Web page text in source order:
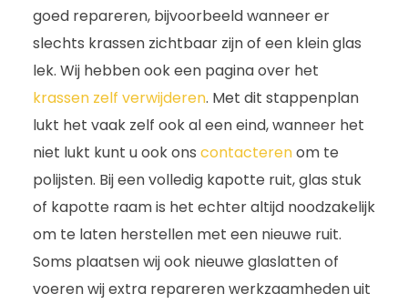
goed repareren, bijvoorbeeld wanneer er
slechts krassen zichtbaar zijn of een klein glas
lek. Wij hebben ook een pagina over het
krassen zelf verwijderen. Met dit stappenplan
lukt het vaak zelf ook al een eind, wanneer het
niet lukt kunt u ook ons contacterenom te
polijsten. Bij een volledig kapotte ruit, glas stuk
of kapotte raam is het echter altijd noodzakelijk
om te laten herstellen met een nieuwe ruit.
Soms plaatsen wij ook nieuwe glaslatten of
voeren wij extra repareren werkzaamheden uit